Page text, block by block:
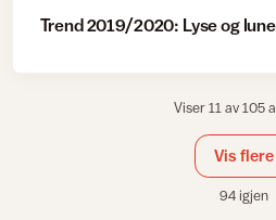
Trend 2019/2020: Lyse og
Viser 11 av 105
Vis flere
94 igjen